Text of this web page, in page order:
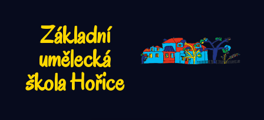
Základní
umělecká
škola Hořice